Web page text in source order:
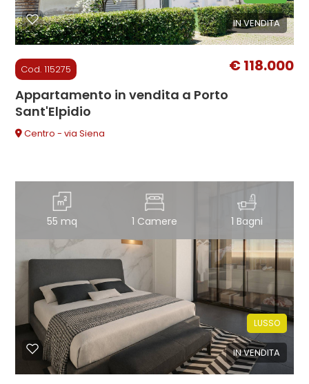
IN VENDITA
Cod. 115275 € 118.000
Appartamento in vendita a Porto
Sant'Elpidio
Centro - via Siena
55 mq 1 Camere 1 Bagni
IN VENDITA
LUSSO
Porto Sant'Elpidio
Tipologia
Qualsiasi
Residenziali
Commerciali
Industriali
Terreni